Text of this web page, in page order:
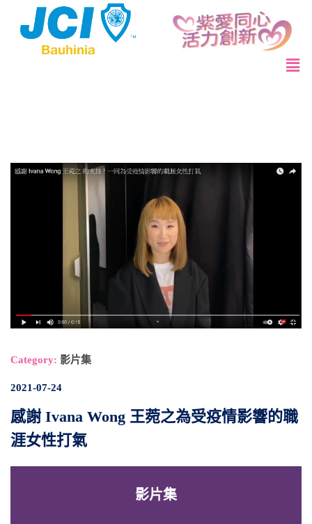
Category: 影片集
2021-07-24
感謝 Ivana Wong 王菀之為受疫情影響的職
涯女性打氣
影片集